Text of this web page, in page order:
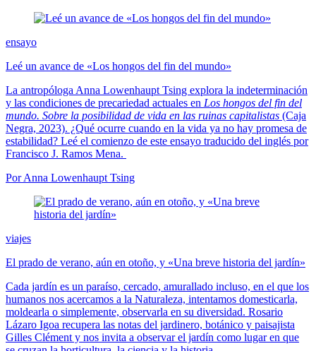
ensayo
Leé un avance de «Los hongos del fin del mundo»
La antropóloga Anna Lowenhaupt Tsing explora la indeterminación
y las condiciones de precariedad actuales en Los hongos del fin del
mundo. Sobre la posibilidad de vida en las ruinas capitalistas (Caja
Negra, 2023). ¿Qué ocurre cuando en la vida ya no hay promesa de
estabilidad? Leé el comienzo de este ensayo traducido del inglés por
Francisco J. Ramos Mena.
Por Anna Lowenhaupt Tsing
viajes
El prado de verano, aún en otoño, y «Una breve historia del jardín»
Cada jardín es un paraíso, cercado, amurallado incluso, en el que los
humanos nos acercamos a la Naturaleza, intentamos domesticarla,
moldearla o simplemente, observarla en su diversidad. Rosario
Lázaro Igoa recupera las notas del jardinero, botánico y paisajista
Gilles Clément y nos invita a observar el jardín como lugar en que